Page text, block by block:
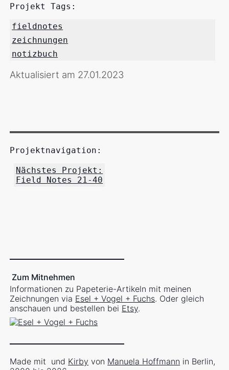
Projekt Tags:
fieldnotes
zeichnungen
notizbuch
Aktualisiert am 27.01.2023
Projektnavigation:
Nächstes Projekt:
Field Notes 21-40
Zum Mitnehmen
Informationen zu Papeterie-Artikeln mit meinen
Zeichnungen via Esel + Vogel + Fuchs. Oder gleich
anschauen und bestellen bei Etsy.
Made mit und Kirby von Manuela Hoffmann in Berlin,